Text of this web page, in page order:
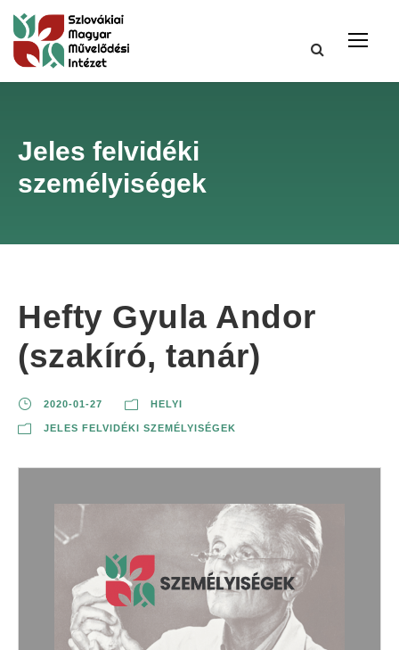
Jeles felvidéki
személyiségek
Hefty Gyula Andor
(szakíró, tanár)
2020-01-27 HELYI
JELES FELVIDÉKI SZEMÉLYISÉGEK